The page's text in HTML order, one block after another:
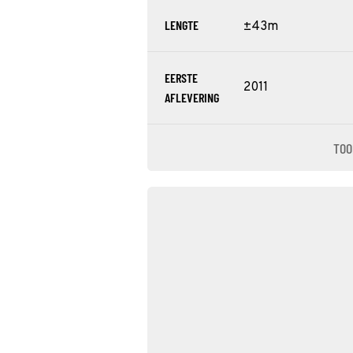
LENGTE ±43m
EERSTE
AFLEVERING
2011